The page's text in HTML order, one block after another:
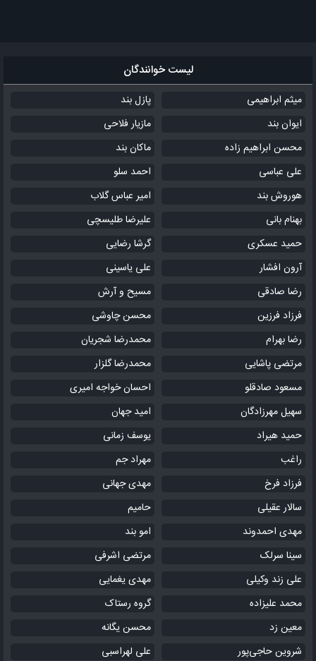
لیست خوانندگان
میثم ابراهیمی
پازل بند
ایوان بند
مازیار فلاحی
محسن ابراهیم زاده
ماکان بند
علی عباسی
احمد سلو
هوروش بند
امیر عباس گلاب
بهنام بانی
علیرضا طلیسچی
حمید عسکری
گرشا رضایی
آرون افشار
علی یاسینی
رضا صادقی
مسیح و آرش
فرزاد فرزین
محسن چاوشی
رضا بهرام
محمدرضا شجریان
مرتضی پاشایی
محمدرضا گلزار
مسعود صادقلو
احسان خواجه امیری
سهیل مهرزادگان
امید جهان
حمید هیراد
یوسف زمانی
راغب
مهراد جم
فرزاد فرخ
مهدی جهانی
سالار عقیلی
حامیم
مهدی احمدوند
امو بند
سینا سرلک
مرتضی اشرفی
علی زند وکیلی
مهدی یغمایی
محمد علیزاده
گروه رستاک
معین زد
محسن یگانه
شروین حاجی‌پور
علی لهراسبی